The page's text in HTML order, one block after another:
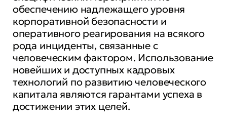
обеспечению надлежащего уровня
корпоративной безопасности и
оперативного реагирования на всякого
рода инциденты, связанные с
человеческим фактором. Использование
новейших и доступных кадровых
технологий по развитию человеческого
капитала являются гарантами успеха в
достижении этих целей.